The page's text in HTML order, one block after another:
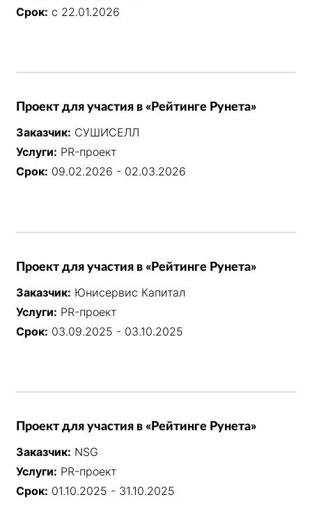
Срок: с 22.01.2026
Проект для участия в «Рейтинге Рунета»
Заказчик: СУШИСЕЛЛ
Услуги: PR-проект
Срок: 09.02.2026 - 02.03.2026
Проект для участия в «Рейтинге Рунета»
Заказчик: Юнисервис Капитал
Услуги: PR-проект
Срок: 03.09.2025 - 03.10.2025
Проект для участия в «Рейтинге Рунета»
Заказчик: NSG
Услуги: PR-проект
Срок: 01.10.2025 - 31.10.2025